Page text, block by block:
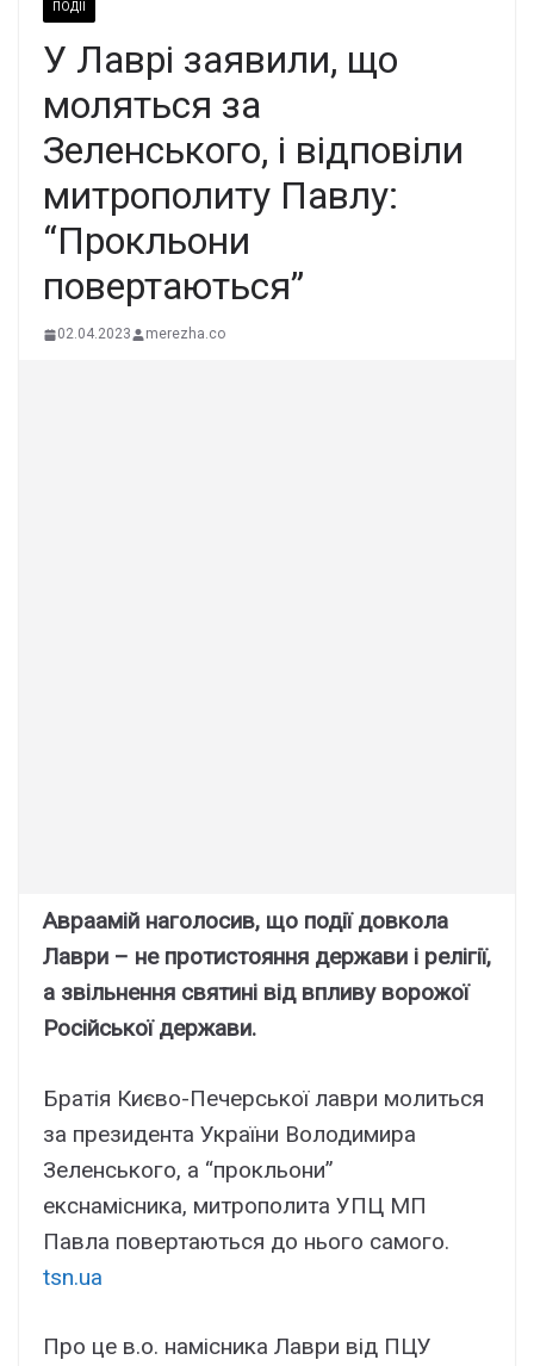
ПОДІЇ
У Лаврі заявили, що
моляться за
Зеленського, і відповіли
митрополиту Павлу:
“Прокльони
повертаються”
02.04.2023 merezha.co
Авраамій наголосив, що події довкола
Лаври – не протистояння держави і релігії,
а звільнення святині від впливу ворожої
Російської держави.
Братія Києво-Печерської лаври молиться
за президента України Володимира
Зеленського, а “прокльони”
екснамісника, митрополита УПЦ МП
Павла повертаються до нього самого.
tsn.ua
Про це в.о. намісника Лаври від ПЦУ